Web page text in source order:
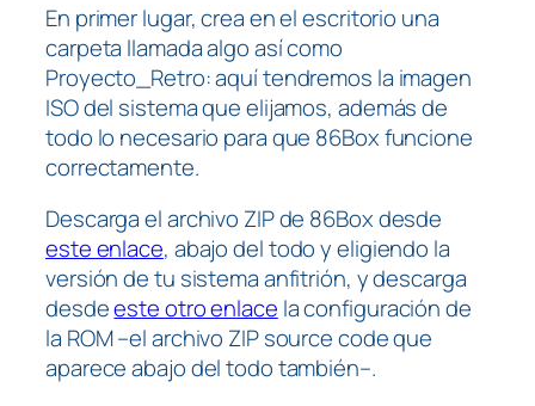
En primer lugar, crea en el escritorio una
carpeta llamada algo así como
Proyecto_Retro: aquí tendremos la imagen
ISO del sistema que elijamos, además de
todo lo necesario para que 86Box funcione
correctamente.
Descarga el archivo ZIP de 86Box desde
este enlace, abajo del todo y eligiendo la
versión de tu sistema anfitrión, y descarga
desdeeste otro enlace la configuración de
la ROM –el archivo ZIP source code que
aparece abajo del todo también–.